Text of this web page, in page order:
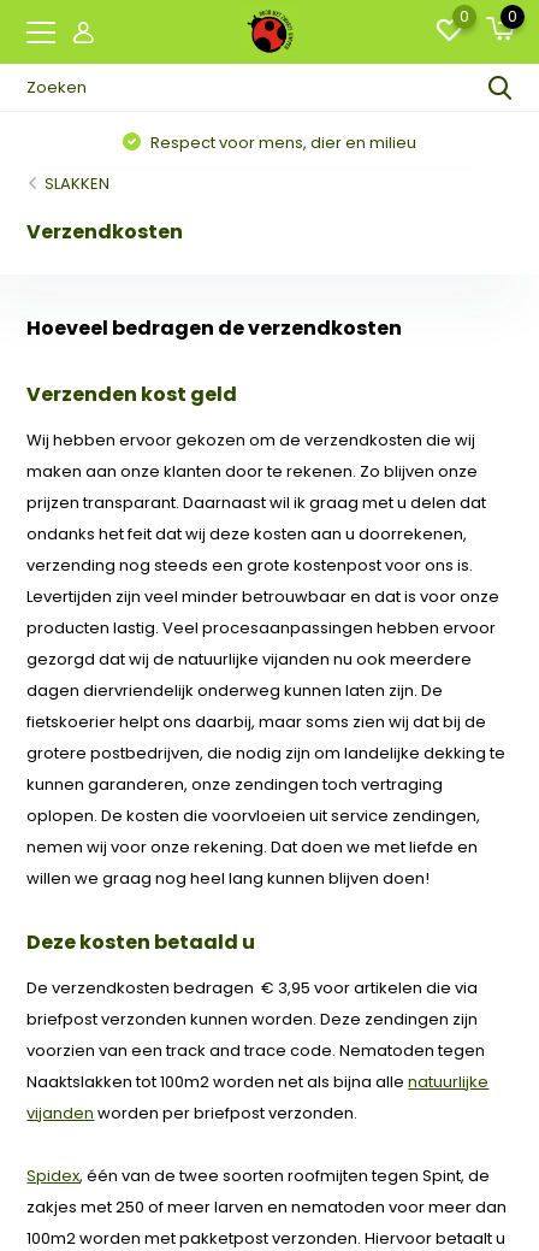
0 0
Respect voor mens, dier en milieu
SLAKKEN
Verzendkosten
Hoeveel bedragen de verzendkosten
Verzenden kost geld
Wij hebben ervoor gekozen om de verzendkosten die wij
maken aan onze klanten door te rekenen. Zo blijven onze
prijzen transparant. Daarnaast wil ik graag met u delen dat
ondanks het feit dat wij deze kosten aan u doorrekenen,
verzending nog steeds een grote kostenpost voor ons is.
Levertijden zijn veel minder betrouwbaar en dat is voor onze
producten lastig. Veel procesaanpassingen hebben ervoor
gezorgd dat wij de natuurlijke vijanden nu ook meerdere
dagen diervriendelijk onderweg kunnen laten zijn. De
fietskoerier helpt ons daarbij, maar soms zien wij dat bij de
grotere postbedrijven, die nodig zijn om landelijke dekking te
kunnen garanderen, onze zendingen toch vertraging
oplopen. De kosten die voorvloeien uit service zendingen,
nemen wij voor onze rekening. Dat doen we met liefde en
willen we graag nog heel lang kunnen blijven doen!
Deze kosten betaald u
De verzendkosten bedragen € 3,95 voor artikelen die via
briefpost verzonden kunnen worden. Deze zendingen zijn
voorzien van een track and trace code. Nematoden tegen
Naaktslakken tot 100m2 worden net als bijna allenatuurlijke
vijanden worden per briefpost verzonden.
Spidex, één van de twee soorten roofmijten tegen Spint, de
zakjes met 250 of meer larven en nematoden voor meer dan
100m2 worden met pakketpost verzonden. Hiervoor betaalt u